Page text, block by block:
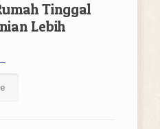
Tinggal
Lebih